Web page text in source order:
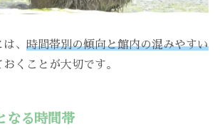
、 時間帯別の傾向と館内の混みやすい
おくことが大切です。
なる時間帯